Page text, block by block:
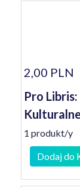
2,00 PLN
Pro
1 produkt/y
Dodaj do